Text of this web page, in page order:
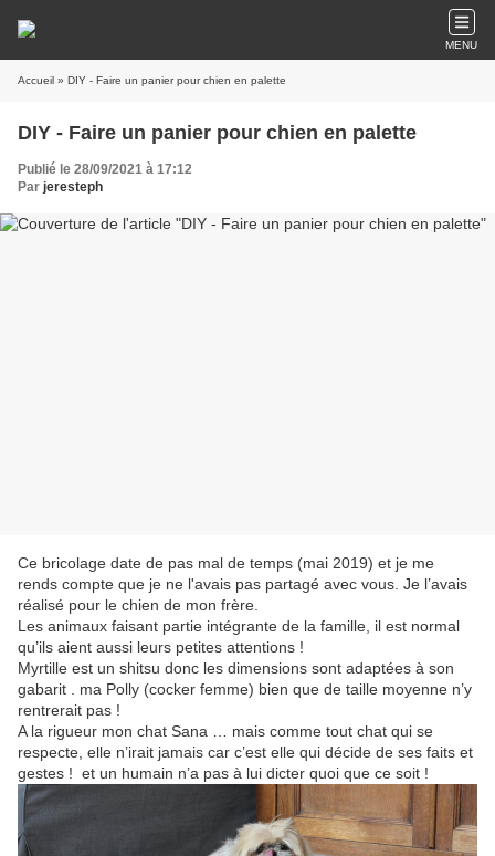
MENU
Accueil » DIY - Faire un panier pour chien en palette
DIY - Faire un panier pour chien en palette
Publié le 28/09/2021 à 17:12
Par jeresteph
Ce bricolage date de pas mal de temps (mai 2019) et je me
rends compte que je ne l'avais pas partagé avec vous. Je l’avais
réalisé pour le chien de mon frère.
Les animaux faisant partie intégrante de la famille, il est normal
qu’ils aient aussi leurs petites attentions !
Myrtille est un shitsu donc les dimensions sont adaptées à son
gabarit . ma Polly (cocker femme) bien que de taille moyenne n’y
rentrerait pas !
A la rigueur mon chat Sana … mais comme tout chat qui se
respecte, elle n’irait jamais car c’est elle qui décide de ses faits et
gestes ! et un humain n’a pas à lui dicter quoi que ce soit !